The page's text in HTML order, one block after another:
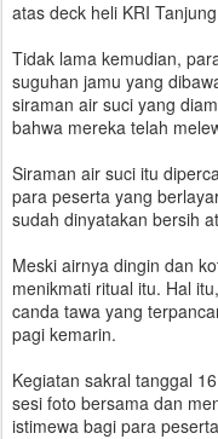
atas deck heli KRI
Tidak lama kemudian,
suguhan jamu yang
siraman air suci yang
bahwa mereka telah
Siraman air suci itu
para peserta yang
sudah dinyatakan bersih
Meski airnya dingin dan
menikmati ritual itu. Hal
canda tawa yang
pagi kemarin.
Kegiatan sakral tanggal
sesi foto bersama dan
istimewa bagi para